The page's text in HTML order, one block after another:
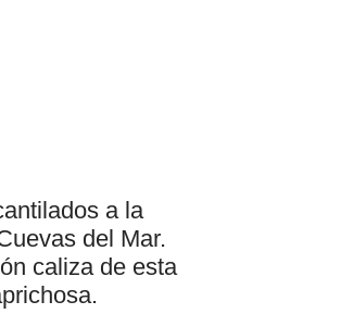
a la
del Mar.
caliza de esta